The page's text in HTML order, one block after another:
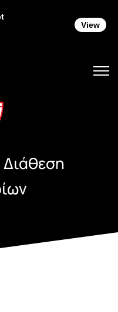
View
Διάθεση